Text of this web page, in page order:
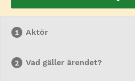
Aktör
Vad gäller ärendet?